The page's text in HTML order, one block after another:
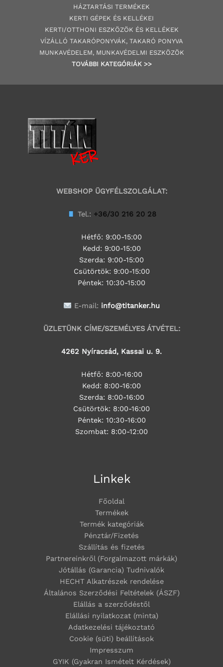
HÁZTARTÁSI TERMÉKEK
KERTI GÉPEK ÉS KELLÉKEI
KERTI/OTTHONI ESZKÖZÖK ÉS KELLÉKEK
VÍZÁLLÓ TAKARÓPONYVÁK, TAKARÓ PONYVA
MUNKAVÉDELEM, MUNKAVÉDELMI ESZKÖZÖK
TOVÁBBI KATEGÓRIÁK >>
WEBSHOP ÜGYFÉLSZOLGÁLAT:
Tel.: +36/30 216 20 28
Hétfő: 9:00-15:00
Kedd: 9:00-15:00
Szerda: 9:00-15:00
Csütörtök: 9:00-15:00
Péntek: 10:30-15:00
E-mail: info@titanker.hu
ÜZLETÜNK CÍME/SZEMÉLYES ÁTVÉTEL:
4262 Nyíracsád, Kassai u. 9.
Hétfő: 8:00-16:00
Kedd: 8:00-16:00
Szerda: 8:00-16:00
Csütörtök: 8:00-16:00
Péntek: 10:30-16:00
Szombat: 8:00-12:00
Linkek
Főoldal
Termékek
Termék kategóriák
Pénztár/Fizetés
Szállítás és fizetés
Partnereinkről (Forgalmazott márkák)
Jótállás (Garancia) Tudnivalók
HECHT Alkatrészek rendelése
Általános Szerződési Feltételek (ÁSZF)
Elállás a szerződéstől
Elállási nyilatkozat (minta)
Adatkezelési tájékoztató
Cookie (süti) beállítások
Impresszum
GYIK (Gyakran Ismételt Kérdések)